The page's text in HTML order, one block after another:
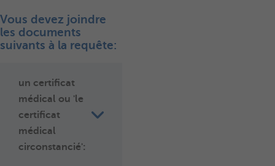
Vous devez joindre
les documents
suivants à la requête:
un certificat
médical ou 'le
certificat
médical
circonstancié':